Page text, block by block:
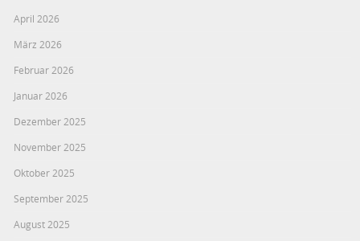
April 2026
März 2026
Februar 2026
Januar 2026
Dezember 2025
November 2025
Oktober 2025
September 2025
August 2025